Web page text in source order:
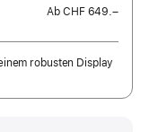
AbCHF 649.–
robusten Display